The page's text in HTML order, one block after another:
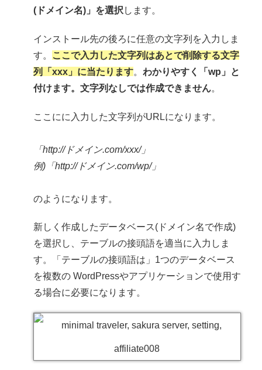
(ドメイン名)」を選択 します。
インストール先の後ろに任意の文字列を入力しま
す。
ここで入力した文字列はあとで削除する文字
列「xxx」に当たります。 わかりやすく「wp」と
付けます。文字列なしでは作成できません
ここにに入力した文字列がURLになります。
「http://ドメイン.com/xxx/」
例)「http://ドメイン.com/wp/」
のようになります。
新しく作成したデータベース(ドメイン名で作成)
を選択し、テーブルの接頭語を適当に入力しま
す。「テーブルの接頭語は」1つのデータベース
を複数の WordPressやアプリケーションで使用す
る場合に必要になります。